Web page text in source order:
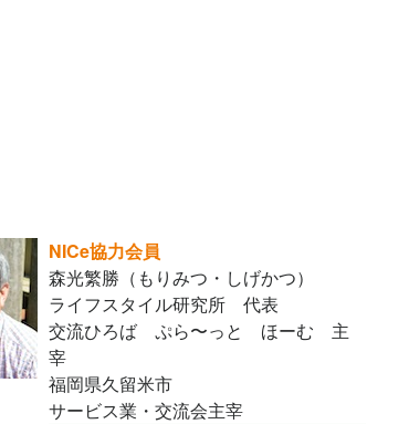
NICe協力会員
森光繁勝（もりみつ・しげかつ）
ライフスタイル研究所 代表
交流ひろば ぷら〜っと ほーむ 主
宰
福岡県久留米市
サービス業・交流会主宰